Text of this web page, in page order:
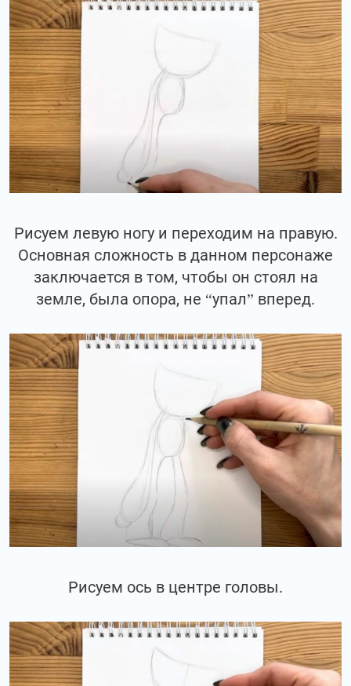
Рисуем левую ногу и переходим на правую.
Основная сложность в данном персонаже
заключается в том, чтобы он стоял на
земле, была опора, не “упал” вперед.
Рисуем ось в центре головы.